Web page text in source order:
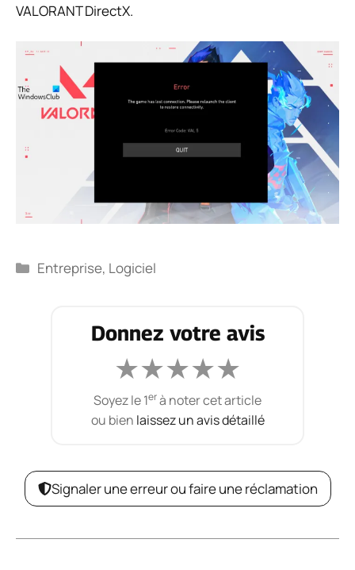
VALORANT DirectX.
Catégories
Entreprise, Logiciel
Donnez votre avis
★★★★★
Soyez le 1erà noter cet article
ou bien laissez un avis détaillé
Signaler une erreur ou faire une réclamation